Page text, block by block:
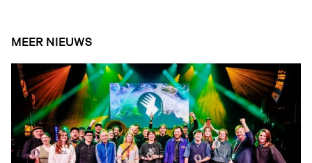
MEER NIEUWS
Open nieuws artikel